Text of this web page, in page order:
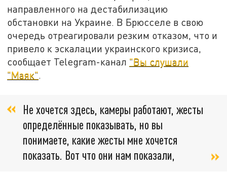
направленного на дестабилизацию
обстановки на Украине. В Брюсселе в свою
очередь отреагировали резким отказом, что и
привело к эскалации украинского кризиса,
сообщает Telegram-канал "Вы слушали
"Маяк".
Не хочется здесь, камеры работают, жесты
определённые показывать, но вы
понимаете, какие жесты мне хочется
показать. Вот что они нам показали,